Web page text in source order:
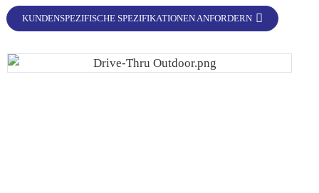
KUNDENSPEZIFISCHE SPEZIFIKATIONEN ANFORDERN